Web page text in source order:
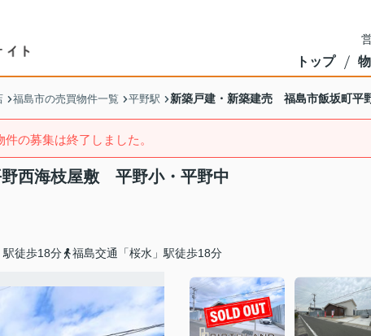
トップ
福島市の売買物件一覧 平野駅 新築戸建・新築建売 福島市飯坂町平
件の募集は終了しました。
西海枝屋敷 平野小・平野中
駅徒歩18分 福島交通「桜水」駅徒歩18分